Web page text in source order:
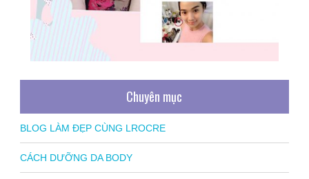
Chuyên mục
BLOG LÀM ĐẸP CÙNG LROCRE
CÁCH DƯỠNG DA BODY